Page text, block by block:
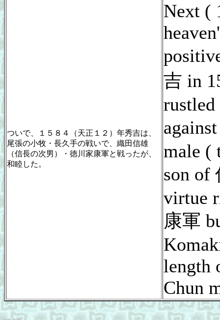
ついで、１５８４（天正１２）年秀吉は、
尾張の小牧・長久手の戦いで、織田信雄
（信長の次男）・徳川家康軍と戦ったが、
和睦した。
Next (
吉 in
male (
son of
virtue
康軍
length
Chun